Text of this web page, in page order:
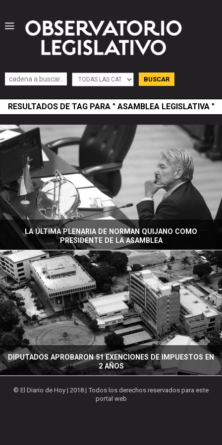
RESULTADOS DE TAG PARA " ASAMBLEA LEGISLATIVA "
LA ÚLTIMA PLENARIA DE NORMAN QUIJANO COMO
PRESIDENTE DE LA ASAMBLEA
DIPUTADOS APROBARON 51 EXENCIONES DE IMPUESTOS EN
2 AÑOS
© El Diario de Hoy | 2018 | Todos los derechos reservados para este
portal web